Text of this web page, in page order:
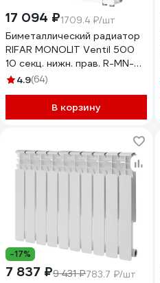
17 094 ₽1709.4 ₽/шт
Биметаллический радиатор
RIFAR MONOLIT Ventil 500
10 секц. нижн. прав. R-MN-
500-10-VR
4.9(64)
В корзину
-17%
7 837 ₽9 431 ₽783.7 ₽/шт